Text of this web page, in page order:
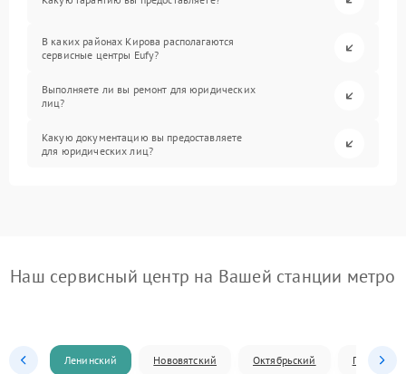
В каких районах Кирова располагаются
сервисные центры Eufy?
Выполняете ли вы ремонт для юридических
лиц?
Какую документацию вы предоставляете
для юридических лиц?
Наш сервисный центр на Вашей станции метро
Ленинский Нововятский Октябрьский